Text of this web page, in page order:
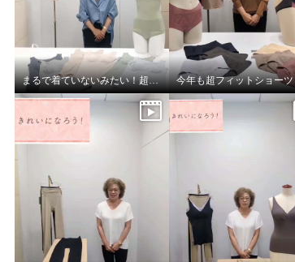
まるで着ていないみたい！超のびのび吸水速乾 付きカップ付きタンクトップ